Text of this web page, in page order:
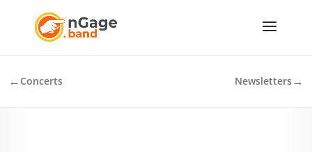
← Concerts Newsletters→